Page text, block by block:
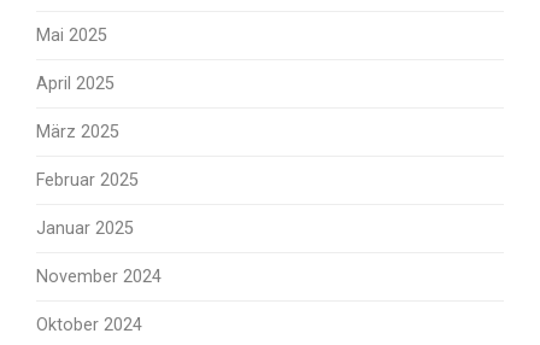
Mai 2025
April 2025
März 2025
Februar 2025
Januar 2025
November 2024
Oktober 2024